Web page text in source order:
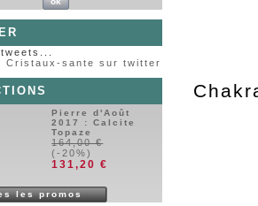
Cristaux-sante sur twitter
Pierre d'Août
2017 : Calcite
Topaze
164,00 €
(-20%)
131,20 €
les promos